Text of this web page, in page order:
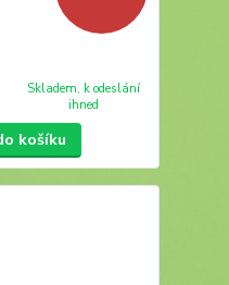
Skladem, k odeslání
ihned
košíku